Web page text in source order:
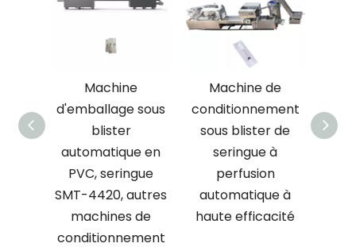
Machine de
conditionnement
sous blister de
seringue à
perfusion
automatique à
haute efficacité
Ligne complète
d'assemblage de
corps de seringue,
de piston et de
joint